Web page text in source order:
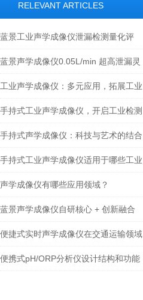
RELEVANT ARTICLES
蓝景工业声学成像仪泄漏检测量化评
估，多模式智能检测
蓝景声学成像仪0.05L/min 超高泄漏灵
敏度，多物理场同步取证
工业声学成像仪：多元应用，拓展工业
检测 “无限可能”
手持式工业声学成像仪，开启工业检测
新时代
手持式声学成像仪：科技与艺术的结合
手持式工业声学成像仪适用于哪些工业
场景？
声学成像仪有哪些应用领域？
蓝景声学成像仪自研核心 + 创新融合
便捷式实时声学成像仪在交通运输领域
的应用价值
便携式pH/ORP分析仪设计结构和功能